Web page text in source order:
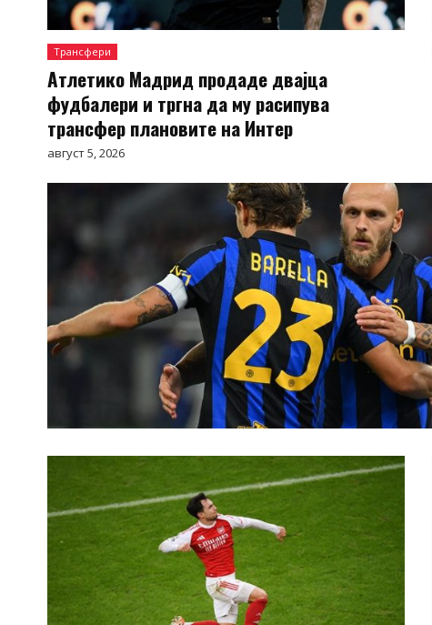
Трансфери
Атлетико Мадрид продаде двајца
фудбалери и тргна да му расипува
трансфер плановите на Интер
август 5, 2026